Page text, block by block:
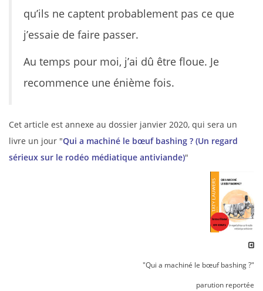
qu’ils ne captent probablement pas ce que
j’essaie de faire passer.
Au temps pour moi, j’ai dû être floue. Je
recommence une énième fois.
Cet article est annexe au dossier janvier 2020, qui sera un
livre un jour "Qui a machiné le bœuf bashing ? (Un regard
sérieux sur le rodéo médiatique antiviande)"
"Qui a machiné le bœuf bashing ?"
parution reportée